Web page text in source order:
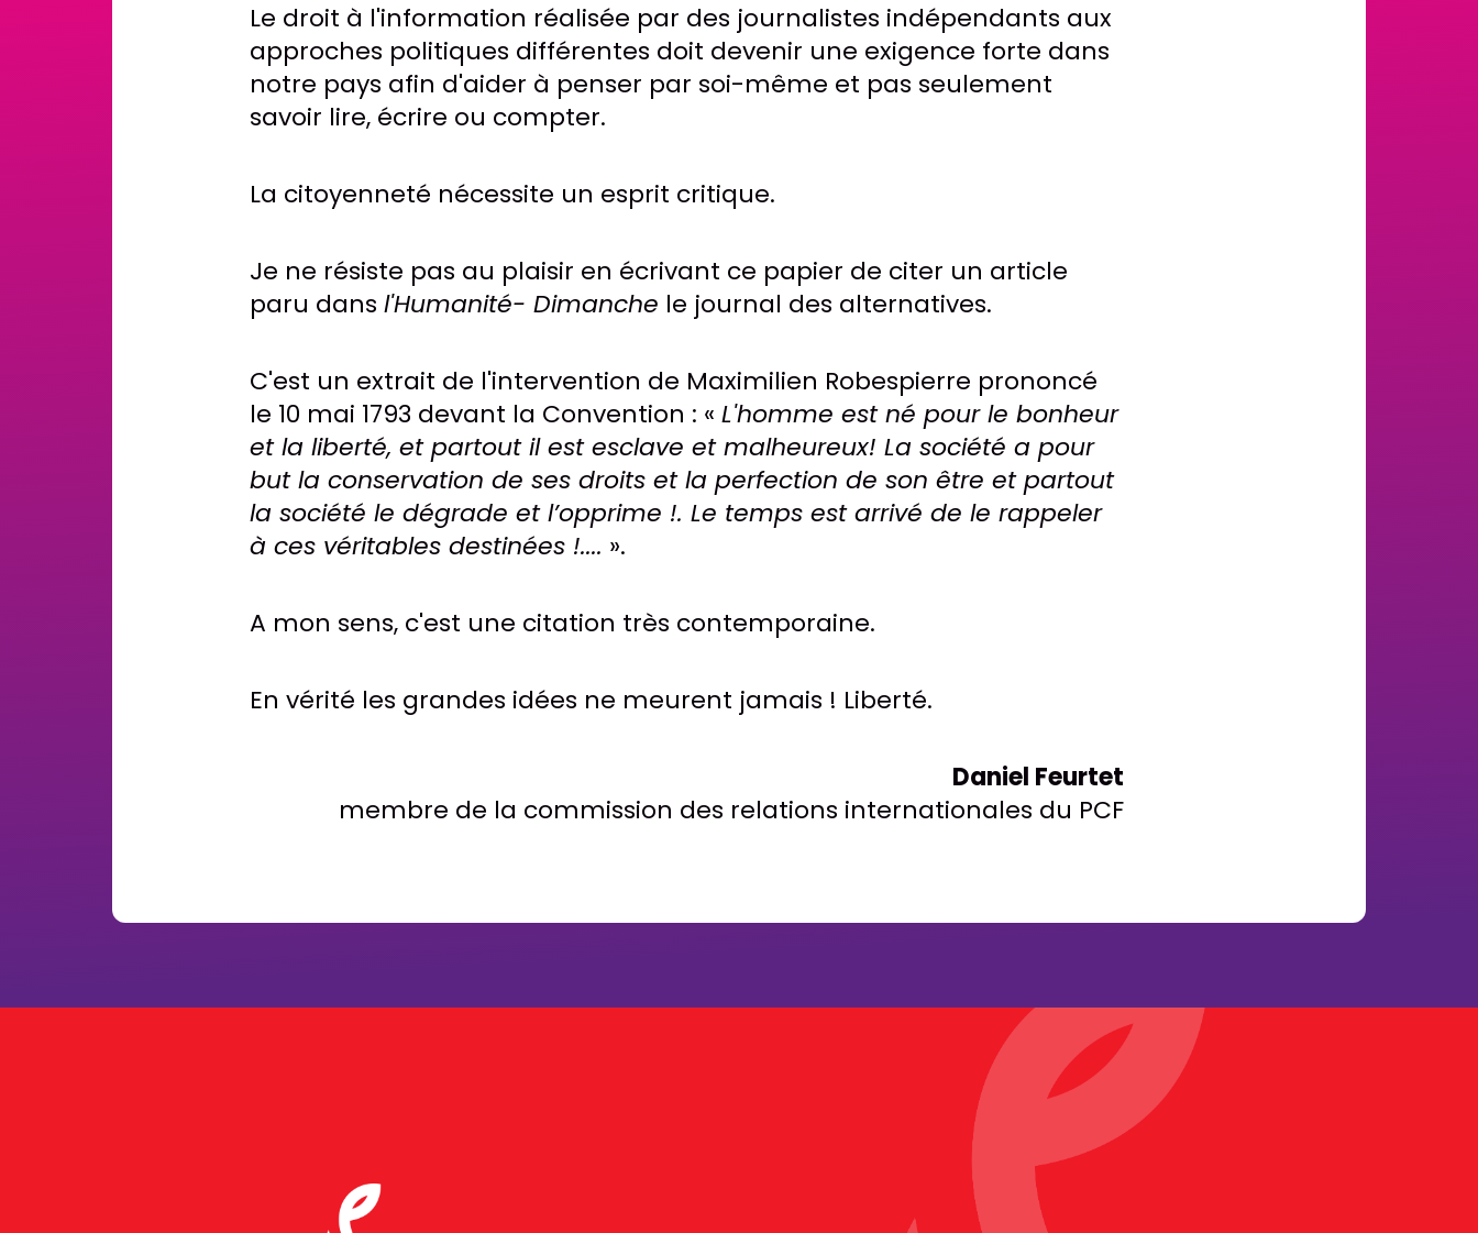
Le droit à l'information réalisée par des journalistes indépendants aux
approches politiques différentes doit devenir une exigence forte dans
notre pays afin d'aider à penser par soi-même et pas seulement
savoir lire, écrire ou compter.
La citoyenneté nécessite un esprit critique.
Je ne résiste pas au plaisir en écrivant ce papier de citer un article
paru dans l'Humanité- Dimanche le journal des alternatives.
C'est un extrait de l'intervention de Maximilien Robespierre prononcé
le 10 mai 1793 devant la Convention : « L'homme est né pour le bonheur
et la liberté, et partout il est esclave et malheureux! La société a pour
but la conservation de ses droits et la perfection de son être et partout
la société le dégrade et l’opprime !. Le temps est arrivé de le rappeler
à ces véritables destinées !.... ».
A mon sens, c'est une citation très contemporaine.
En vérité les grandes idées ne meurent jamais ! Liberté.
Daniel Feurtet
membre de la commission des relations internationales du PCF